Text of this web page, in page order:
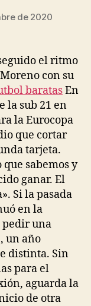
de 2020
el ritmo
con su
baratasEn
la sub 21 en
la Eurocopa
que cortar
tarjeta.
que sabemos y
ganar. El
Si la pasada
en la
pedir una
un año
distinta. Sin
para el
aguarda la
de otra